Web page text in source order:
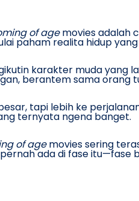
of agemovies adalah
paham realita hidup
karakter muda yang
berantem sama orang
tapi lebih ke
ternyata ngena banget.
of agemovies sering
ada di fase itu—fase